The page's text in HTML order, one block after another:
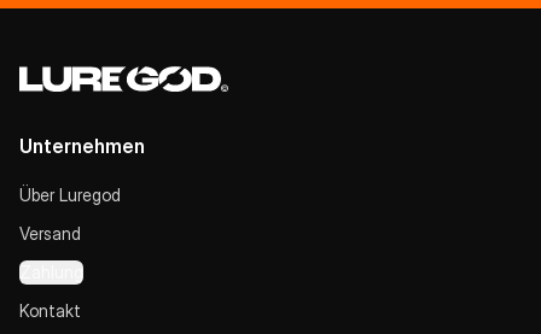
Unternehmen
Über Luregod
Versand
Zahlung
Kontakt